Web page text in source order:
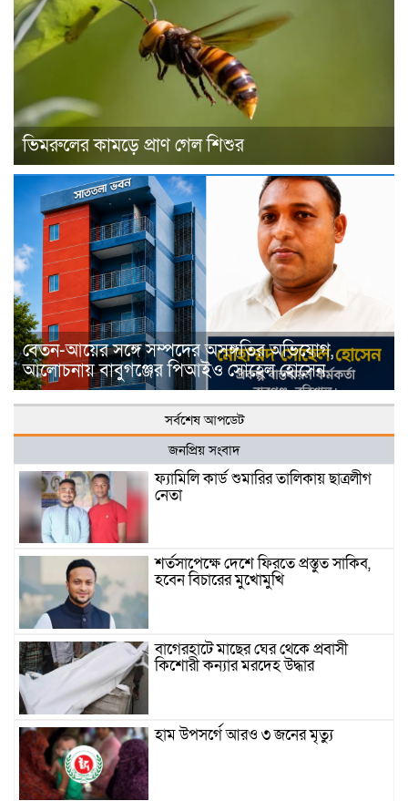
ভিমরুলের কামড়ে প্রাণ গেল শিশুর
বেতন-আয়ের সঙ্গে সম্পদের অসঙ্গতির অভিযোগ,
আলোচনায় বাবুগঞ্জের পিআইও সোহেল হোসেন
সর্বশেষ আপডেট
জনপ্রিয় সংবাদ
ফ্যামিলি কার্ড শুমারির তালিকায় ছাত্রলীগ
নেতা
শর্তসাপেক্ষে দেশে ফিরতে প্রস্তুত সাকিব,
হবেন বিচারের মুখোমুখি
বাগেরহাটে মাছের ঘের থেকে প্রবাসী
কিশোরী কন্যার মরদেহ উদ্ধার
হাম উপসর্গে আরও ৩ জনের মৃত্যু